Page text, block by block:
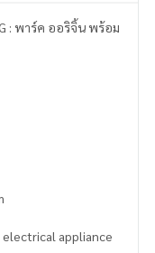
: พาร์ค ออริจิ้น พร้อม
appliance